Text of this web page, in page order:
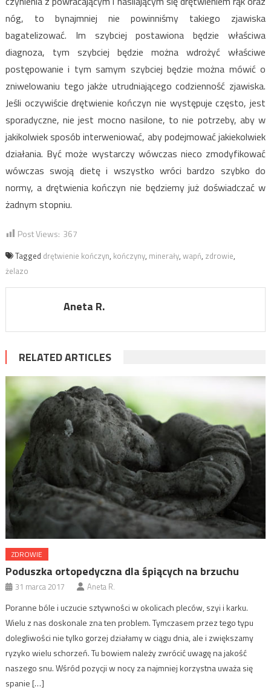
nóg, to bynajmniej nie powinniśmy takiego zjawiska
bagatelizować. Im szybciej postawiona będzie właściwa
diagnoza, tym szybciej będzie można wdrożyć właściwe
postępowanie i tym samym szybciej będzie można mówić o
zniwelowaniu tego jakże utrudniającego codzienność zjawiska.
Jeśli oczywiście drętwienie kończyn nie występuje często, jest
sporadyczne, nie jest mocno nasilone, to nie potrzeby, aby w
jakikolwiek sposób interweniować, aby podejmować jakiekolwiek
działania. Być może wystarczy wówczas nieco zmodyfikować
wówczas swoją dietę i wszystko wróci bardzo szybko do
normy, a drętwienia kończyn nie będziemy już doświadczać w
żadnym stopniu.
Post Views: 367
Tagged drętwienie kończyn, kończyny, minerały, wapń, zdrowie,
żelazo
Aneta R.
RELATED ARTICLES
ZDROWIE
Poduszka ortopedyczna dla śpiących na brzuchu
31 marca 2017 Aneta R.
Poranne bóle i uczucie sztywności w okolicach pleców, szyi i karku.
Wielu z nas doskonale zna ten problem. Tymczasem przez tego typu
dolegliwości nie tylko gorzej działamy w ciągu dnia, ale i zwiększamy
ryzyko wielu schorzeń. Tu bowiem należy zwrócić uwagę na jakość
naszego snu. Wśród pozycji w nocy za najmniej korzystna uważa się
spanie […]